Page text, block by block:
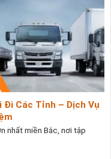
Đi Các Tỉnh – Dịch Vụ
nhất miền Bắc, nơi tập